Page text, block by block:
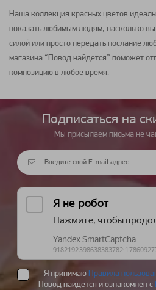
Наша коллекция красных цветов
показать любимым людям, насколько
силой или просто передать послание
магазина “Повод найдется” поможет
композицию в любое время.
Подписаться на
Мы присылаем письма не
Я принимаю Правила
Повод найдется и ознакомлен с